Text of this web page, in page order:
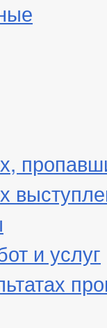
и услуг